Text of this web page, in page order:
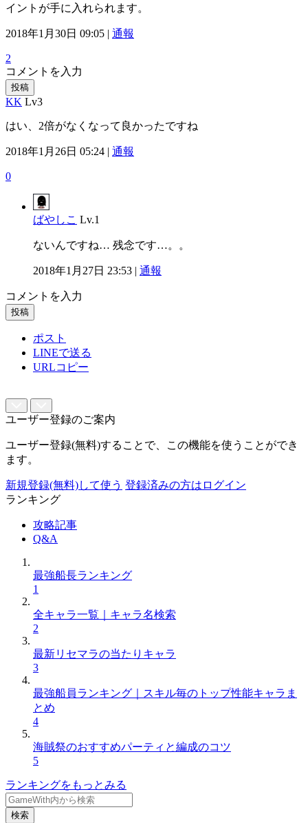
イントが手に入れられます。
2018年1月30日 09:05 | 通報
2
コメントを入力
投稿
KK Lv3
はい、2倍がなくなって良かったですね
2018年1月26日 05:24 | 通報
0
ばやしこ Lv.1
ないんですね… 残念です…。。
2018年1月27日 23:53 | 通報
コメントを入力
投稿
ポスト
LINEで送る
URLコピー
ユーザー登録のご案内
ユーザー登録(無料)することで、この機能を使うことができ
ます。
新規登録(無料)して使う 登録済みの方はログイン
ランキング
攻略記事
Q&A
最強船長ランキング
1
全キャラ一覧｜キャラ名検索
2
最新リセマラの当たりキャラ
3
最強船員ランキング｜スキル毎のトップ性能キャラま
とめ
4
海賊祭のおすすめパーティと編成のコツ
5
ランキングをもっとみる
検索